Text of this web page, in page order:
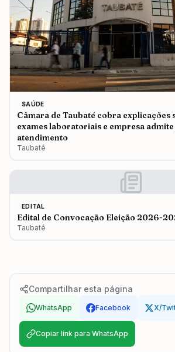
SAÚDE
Câmara de Taubaté cobra explicações
exames laboratoriais e empresa
atendimento
Taubaté
EDITAL
Edital de Convocação Eleição 2026-
Taubaté
Compartilhar esta página
WhatsApp Facebook X/
Copiar link para WhatsApp